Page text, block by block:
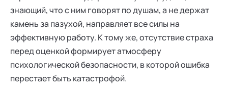
знающий, что с ним говорят по душам, а не держат
камень за пазухой, направляет все силы на
эффективную работу. К тому же, отсутствие страха
перед оценкой формирует атмосферу
психологической безопасности, в которой ошибка
перестает быть катастрофой.